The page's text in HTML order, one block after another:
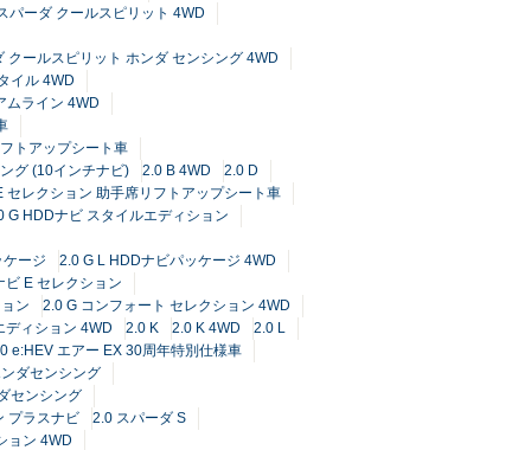
パーダ クールスピリット 4WD
クールスピリット ホンダ センシング 4WD
イル 4WD
ムライン 4WD
トアップシート車
グ (10インチナビ)
2.0 B 4WD
2.0 D
セレクション 助手席リフトアップシート車
G HDDナビ スタイルエディション
ージ
2.0 G L HDDナビパッケージ 4WD
ビ E セレクション
ン
2.0 G コンフォート セレクション 4WD
ディション 4WD
2.0 K 2.0 K 4WD
2.0 L
e:HEV エアー EX 30周年特別仕様車
ダセンシング
センシング
プラスナビ
2.0 スパーダ S
ョン 4WD